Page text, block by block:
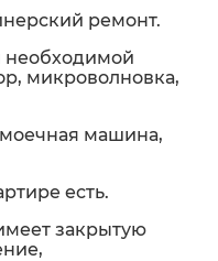
ремонт.
необходимой
микроволновка,
машина,
есть.
закрытую